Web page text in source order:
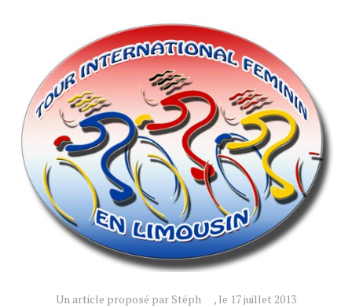
Un article proposé par Stéph , le 17 juillet 2013